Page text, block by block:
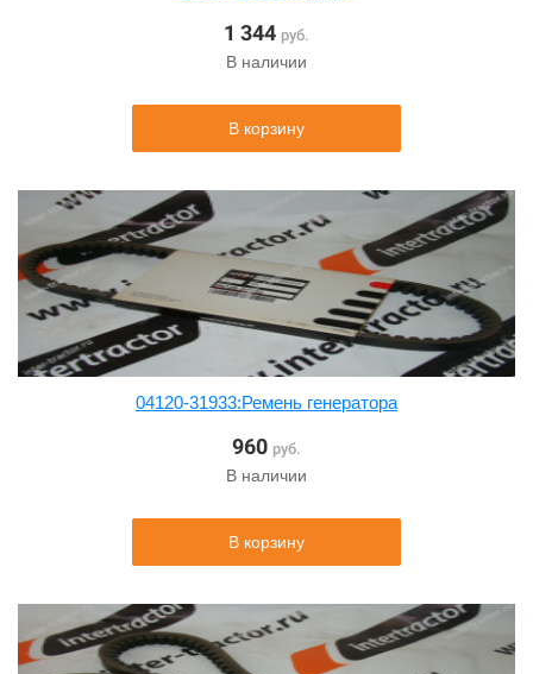
1 344 руб.
В наличии
В корзину
04120-31933:Ремень генератора
960 руб.
В наличии
В корзину